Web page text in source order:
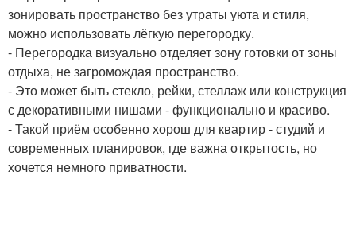
зонировать пространство без утраты уюта и стиля,
можно использовать лёгкую перегородку.
- Перегородка визуально отделяет зону готовки от зоны
отдыха, не загромождая пространство.
- Это может быть стекло, рейки, стеллаж или конструкция
с декоративными нишами - функционально и красиво.
- Такой приём особенно хорош для квартир - студий и
современных планировок, где важна открытость, но
хочется немного приватности.